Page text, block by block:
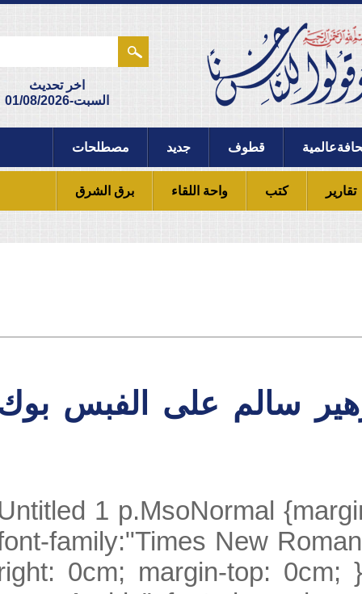
اخر تحديث
السبت-01/08/2026
قطوف مصطلحات
واحة اللقاء برق الشرق
سالم على الفبس بوك
Untitled 1 p.MsoNormal
font-family:"Times New
right: 0cm; margin-top: